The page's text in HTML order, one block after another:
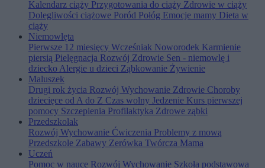
Kalendarz ciąży Przygotowania do ciąży Zdrowie w ciąży
Dolegliwości ciążowe Poród Połóg Emocje mamy Dieta w
ciąży
Niemowlęta
Pierwsze 12 miesięcy Wcześniak Noworodek Karmienie
piersią Pielęgnacja Rozwój Zdrowie Sen - niemowlę i
dziecko Alergie u dzieci Ząbkowanie Żywienie
Maluszek
Drugi rok życia Rozwój Wychowanie Zdrowie Choroby
dziecięce od A do Z Czas wolny Jedzenie Kurs pierwszej
pomocy Szczepienia Profilaktyka Zdrowe ząbki
Przedszkolak
Rozwój Wychowanie Ćwiczenia Problemy z mową
Przedszkole Zabawy Zerówka Twórcza Mama
Uczeń
Pomoc w nauce Rozwój Wychowanie Szkoła podstawowa